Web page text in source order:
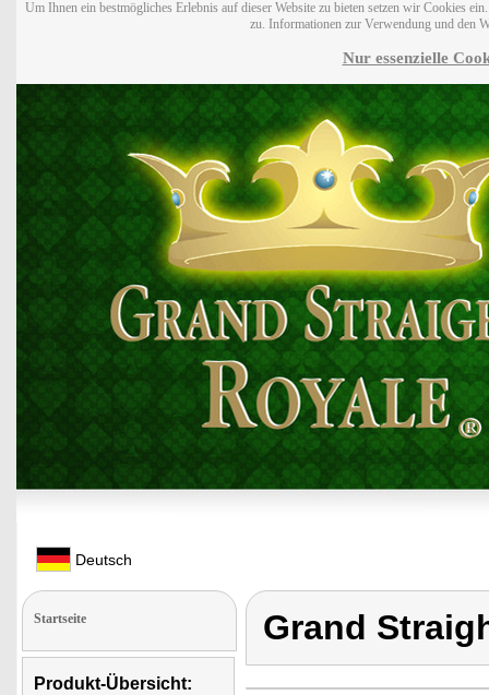
Um Ihnen ein bestmögliches Erlebnis auf dieser Website zu bieten setzen wir Cookies
zu. Informationen zur Verwendung und den
Nur essenzielle
Deutsch
Startseite
Produkt-Übersicht:
Grand